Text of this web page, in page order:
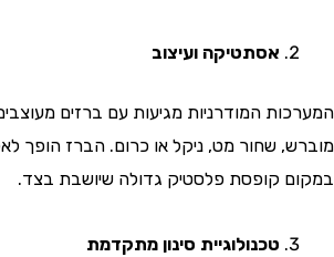
אסתטיקה ועיצוב
המודרניות מגיעות עם ברזים מעוצבים
שחור מט, ניקל או כרום. הברז הופך לאלמנט
קופסת פלסטיק גדולה שיושבת בצד.
טכנולוגיית סינון מתקדמת